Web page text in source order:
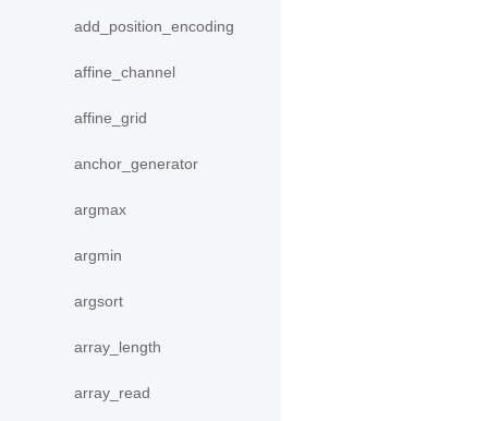
add_position_encoding
affine_channel
affine_grid
anchor_generator
argmax
argmin
argsort
array_length
array_read